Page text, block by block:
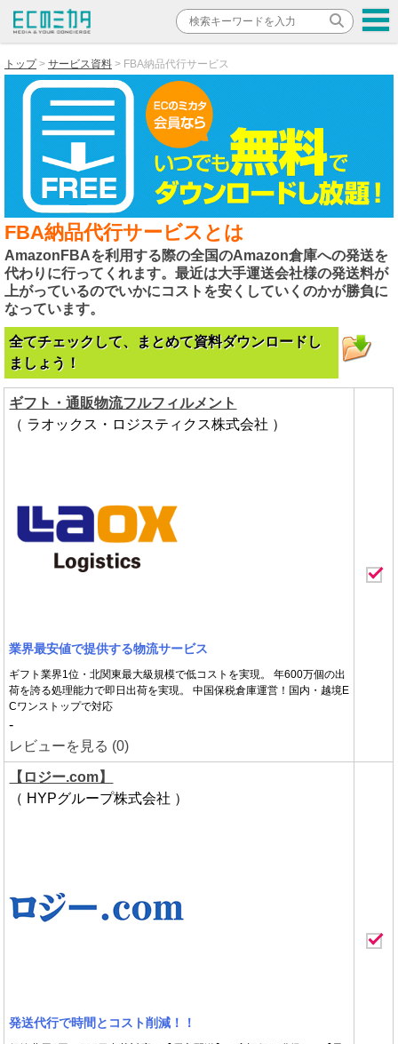
トップ サービス資料 FBA納品代行サービス
FBA納品代行サービスとは
AmazonFBAを利用する際の全国のAmazon倉庫への発送を
代わりに行ってくれます。最近は大手運送会社様の発送料が
上がっているのでいかにコストを安くしていくのかが勝負に
なっています。
全てチェックして、まとめて資料ダウンロードし
ましょう！
ギフト・通販物流フルフィルメント
（ ラオックス・ロジスティクス株式会社 ）
業界最安値で提供する物流サービス
ギフト業界1位・北関東最大級規模で低コストを実現。 年600万個の出
荷を誇る処理能力で即日出荷を実現。 中国保税倉庫運営！国内・越境E
Cワンストップで対応
-
レビューを見る (0)
【ロジー.com】
（ HYPグループ株式会社 ）
発送代行で時間とコスト削減！！